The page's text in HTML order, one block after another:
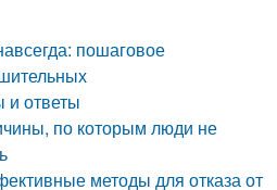
пошаговое
ответы
по которым люди не
методы для отказа от